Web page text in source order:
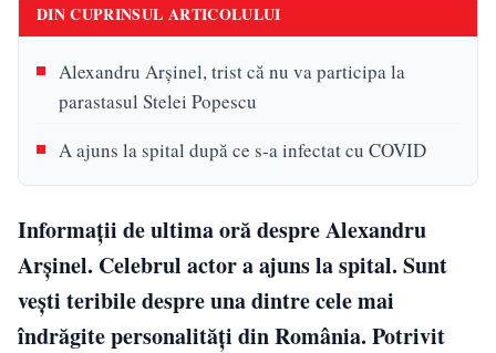
DIN CUPRINSUL ARTICOLULUI
Alexandru Arșinel, trist că nu va participa la
parastasul Stelei Popescu
A ajuns la spital după ce s-a infectat cu COVID
Informații de ultima oră despre Alexandru
Arșinel. Celebrul actor a ajuns la spital. Sunt
vești teribile despre una dintre cele mai
îndrăgite personalități din România. Potrivit